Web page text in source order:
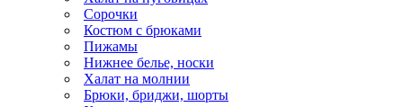
Сорочки
Костюм с брюками
Пижамы
Нижнее белье, носки
Халат на молнии
Брюки, бриджи, шорты